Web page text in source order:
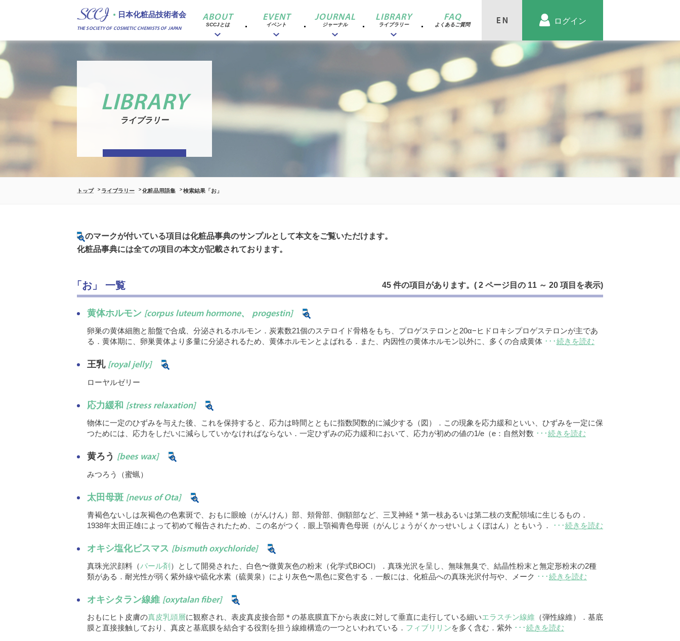
日本化粧品技術者会
THE SOCIETY OF COSMETIC CHEMISTS OF JAPAN
ログイン
ABOUT
SCCJとは
EVENT
イベント
JOURNAL
ジャーナル
LIBRARY
ライブラリー
FAQ
よくあるご質問
LIBRARY
ライブラリー
トップ ライブラリー 化粧品用語集 検索結果「お」
のマークが付いている項目は化粧品事典のサンプルとして本文をご覧いただけます。
化粧品事典には全ての項目の本文が記載されております。
「お」 一覧 45 件の項目があります。( 2 ページ目の 11 ～ 20 項目を表示)
黄体ホルモン [corpus luteum hormone、 progestin]
卵巣の黄体細胞と胎盤で合成、分泌されるホルモン．炭素数21個のステロイド骨格をもち、プロゲステロンと20α−ヒドロキシプロゲステロンが主であ
る．黄体期に、卵巣黄体より多量に分泌されるため、黄体ホルモンとよばれる．また、内因性の黄体ホルモン以外に、多くの合成黄体 ･･･続きを読む
王乳 [royal jelly]
ローヤルゼリー
応力緩和 [stress relaxation]
物体に一定のひずみを与えた後、これを保持すると、応力は時間とともに指数関数的に減少する（図）．この現象を応力緩和といい、ひずみを一定に保
つためには、応力をしだいに減らしていかなければならない．一定ひずみの応力緩和において、応力が初めの値の1/e（e：自然対数 ･･･続きを読む
黄ろう [bees wax]
みつろう（蜜蝋）
太田母斑 [nevus of Ota]
青褐色ないしは灰褐色の色素斑で、おもに眼瞼（がんけん）部、頬骨部、側額部など、三叉神経＊第一枝あるいは第二枝の支配領域に生じるもの．
1938年太田正雄によって初めて報告されたため、この名がつく．眼上顎褐青色母斑（がんじょうがくかっせいしょくぼはん）ともいう．
･･･続きを読む
オキシ塩化ビスマス [bismuth oxychloride]
真珠光沢顔料（パール剤 ）として開発された、白色〜微黄灰色の粉末（化学式BiOCl）．真珠光沢を呈し、無味無臭で、結晶性粉末と無定形粉末の2種
類がある．耐光性が弱く紫外線や硫化水素（硫黄泉）により灰色〜黒色に変色する．一般には、化粧品への真珠光沢付与や、メーク ･･･続きを読む
オキシタラン線維 [oxytalan fiber]
おもにヒト皮膚の真皮乳頭層に観察され、表皮真皮接合部＊の基底膜直下から表皮に対して垂直に走行している細いエラスチン線維 （弾性線維）．基底
膜と直接接触しており、真皮と基底膜を結合する役割を担う線維構造の一つといわれている． フィブリリンを多く含む．紫外 ･･･続きを読む